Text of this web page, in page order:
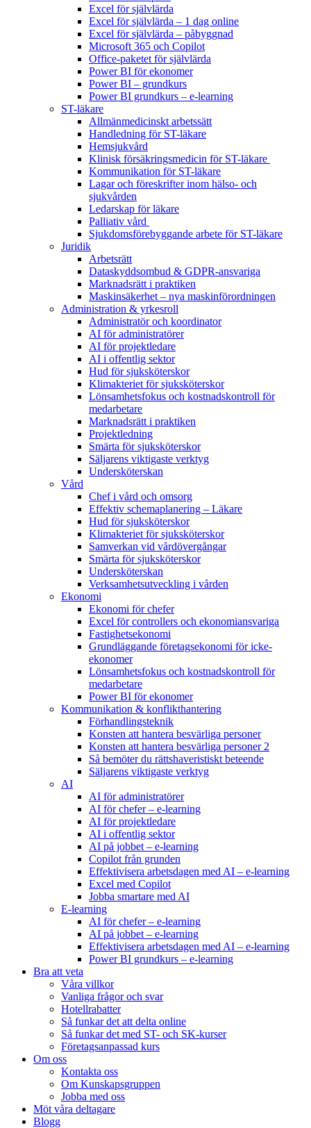
Excel för självlärda
Excel för självlärda – 1 dag online
Excel för självlärda – påbyggnad
Microsoft 365 och Copilot
Office-paketet för självlärda
Power BI för ekonomer
Power BI – grundkurs
Power BI grundkurs – e-learning
ST-läkare
Allmänmedicinskt arbetssätt
Handledning för ST-läkare
Hemsjukvård
Klinisk försäkringsmedicin för ST-läkare
Kommunikation för ST-läkare
Lagar och föreskrifter inom hälso- och
sjukvården
Ledarskap för läkare
Palliativ vård
Sjukdomsförebyggande arbete för ST-läkare
Juridik
Arbetsrätt
Dataskyddsombud & GDPR-ansvariga
Marknadsrätt i praktiken
Maskinsäkerhet – nya maskinförordningen
Administration & yrkesroll
Administratör och koordinator
AI för administratörer
AI för projektledare
AI i offentlig sektor
Hud för sjuksköterskor
Klimakteriet för sjuksköterskor
Lönsamhetsfokus och kostnadskontroll för
medarbetare
Marknadsrätt i praktiken
Projektledning
Smärta för sjuksköterskor
Säljarens viktigaste verktyg
Undersköterskan
Vård
Chef i vård och omsorg
Effektiv schemaplanering – Läkare
Hud för sjuksköterskor
Klimakteriet för sjuksköterskor
Samverkan vid vårdövergångar
Smärta för sjuksköterskor
Undersköterskan
Verksamhetsutveckling i vården
Ekonomi
Ekonomi för chefer
Excel för controllers och ekonomiansvariga
Fastighetsekonomi
Grundläggande företagsekonomi för icke-
ekonomer
Lönsamhetsfokus och kostnadskontroll för
medarbetare
Power BI för ekonomer
Kommunikation & konflikthantering
Förhandlingsteknik
Konsten att hantera besvärliga personer
Konsten att hantera besvärliga personer 2
Så bemöter du rättshaveristiskt beteende
Säljarens viktigaste verktyg
AI
AI för administratörer
AI för chefer – e-learning
AI för projektledare
AI i offentlig sektor
AI på jobbet – e-learning
Copilot från grunden
Effektivisera arbetsdagen med AI – e-learning
Excel med Copilot
Jobba smartare med AI
E-learning
AI för chefer – e-learning
AI på jobbet – e-learning
Effektivisera arbetsdagen med AI – e-learning
Power BI grundkurs – e-learning
Bra att veta
Våra villkor
Vanliga frågor och svar
Hotellrabatter
Så funkar det att delta online
Så funkar det med ST- och SK-kurser
Företagsanpassad kurs
Om oss
Kontakta oss
Om Kunskapsgruppen
Jobba med oss
Möt våra deltagare
Blogg